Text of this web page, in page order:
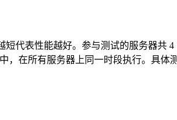
代表性能越好。参与测试的服务器共
，在所有服务器上同一时段执行。具体